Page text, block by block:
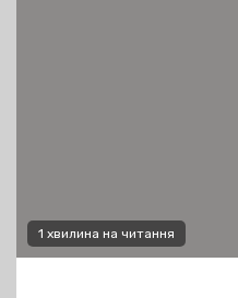
1 хвилина на читання